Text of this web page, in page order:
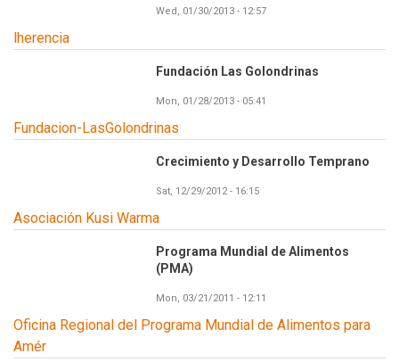
Wed, 01/30/2013 - 12:57
lherencia
Fundación Las Golondrinas
Mon, 01/28/2013 - 05:41
Fundacion-LasGolondrinas
Crecimiento y Desarrollo Temprano
Sat, 12/29/2012 - 16:15
Asociación Kusi Warma
Programa Mundial de Alimentos
(PMA)
Mon, 03/21/2011 - 12:11
Oficina Regional del Programa Mundial de Alimentos para
Amér